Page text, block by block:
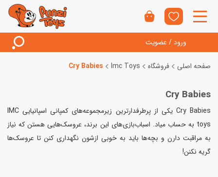
ورود / عضویت
صفحه اصلی فروشگاه Imc Toys
Cry Babies
Cry Babies
Cry Babies یکی از پرطرفدارترین زیرمجموعه‌های کمپانی اسپانیایی IMC
toys به حساب میاد. اسباب‌بازی‌های این برند، عروسک‌هایی هستن که نیاز
به مراقبت دارن و بچه‌ها باید به خوبی ازشون نگهداری کنن تا عروسک‌ها
گریه نکنن!